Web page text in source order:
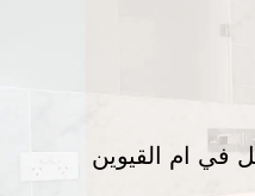
في ام القيوين